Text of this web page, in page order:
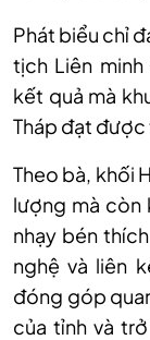
Phát biểu chỉ
tịch Liên minh
kết quả mà
Tháp đạt được
Theo bà, khối
lượng mà còn
nhạy bén
nghệ và liên
đóng góp
của tỉnh và